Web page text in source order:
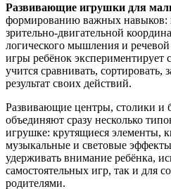
Развивающие игрушки для
формированию важных навыков:
зрительно‑двигательной
логического мышления и
игры ребёнок экспериментирует
учится сравнивать, сортировать,
результат своих действий.
Развивающие центры, столики и
объединяют сразу несколько
игрушке: крутящиеся элементы,
музыкальные и световые
удерживать внимание ребёнка,
самостоятельных игр, так и для
родителями.